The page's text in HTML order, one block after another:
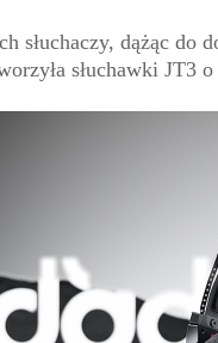
słuchaczy, dążąc
słuchawki